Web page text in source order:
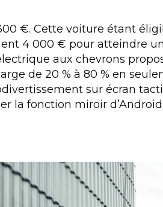
€. Cette voiture étant
4 000 € pour atteindre un
aux chevrons
de 20 % à 80 % en
sur écran tactile
la fonction miroir d’Android